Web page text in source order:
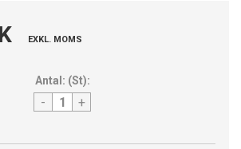
EXKL. MOMS
Antal: (St):
- +